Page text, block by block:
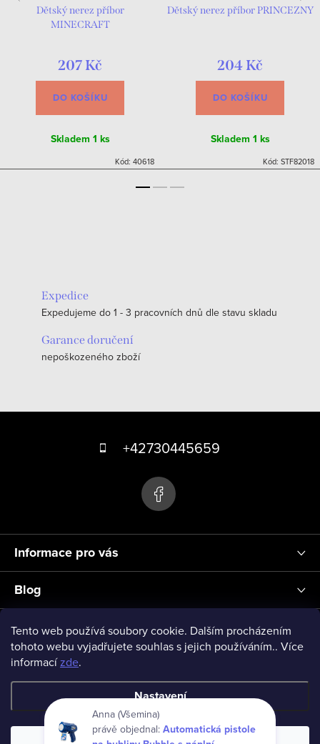
Tento web používá soubory cookie. Dalším procházením
tohoto webu vyjadřujete souhlas s jejich používáním.. Více
informacízde.
Nastavení
Dětský nerez příbor
MINECRAFT
207 Kč
DO KOŠÍKU
Skladem 1 ks
Kód: 40618
Dětský nerez příbor PRINCEZNY
204 Kč
DO KOŠÍKU
Skladem 1 ks
Kód: STF82018
Expedice
Expedujeme do 1 - 3 pracovních dnů dle stavu skladu
Garance doručení
nepoškozeného zboží
í
+42730445659
Informace pro vás
Blog
Přihlášení
Copyright 2026 www.vseprodeti.eu. Všechna práva vyhrazena.
Anna (Všemina)
právě objednal: Automatická pistole